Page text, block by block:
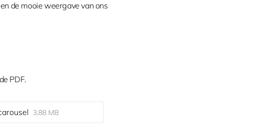
de mooie weergave van ons
PDF.
3,88 MB